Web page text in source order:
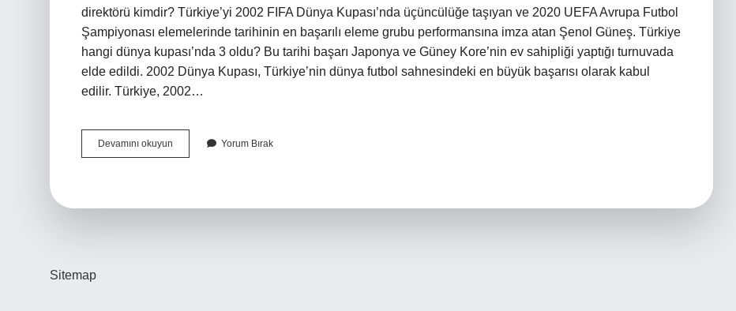
direktörü kimdir? Türkiye’yi 2002 FIFA Dünya Kupası’nda üçüncülüğe taşıyan ve 2020 UEFA Avrupa Futbol
Şampiyonası elemelerinde tarihinin en başarılı eleme grubu performansına imza atan Şenol Güneş. Türkiye
hangi dünya kupası’nda 3 oldu? Bu tarihi başarı Japonya ve Güney Kore’nin ev sahipliği yaptığı turnuvada
elde edildi. 2002 Dünya Kupası, Türkiye’nin dünya futbol sahnesindeki en büyük başarısı olarak kabul
edilir. Türkiye, 2002…
Devamını okuyun
Dünya
Yorum Bırak
Sitemap